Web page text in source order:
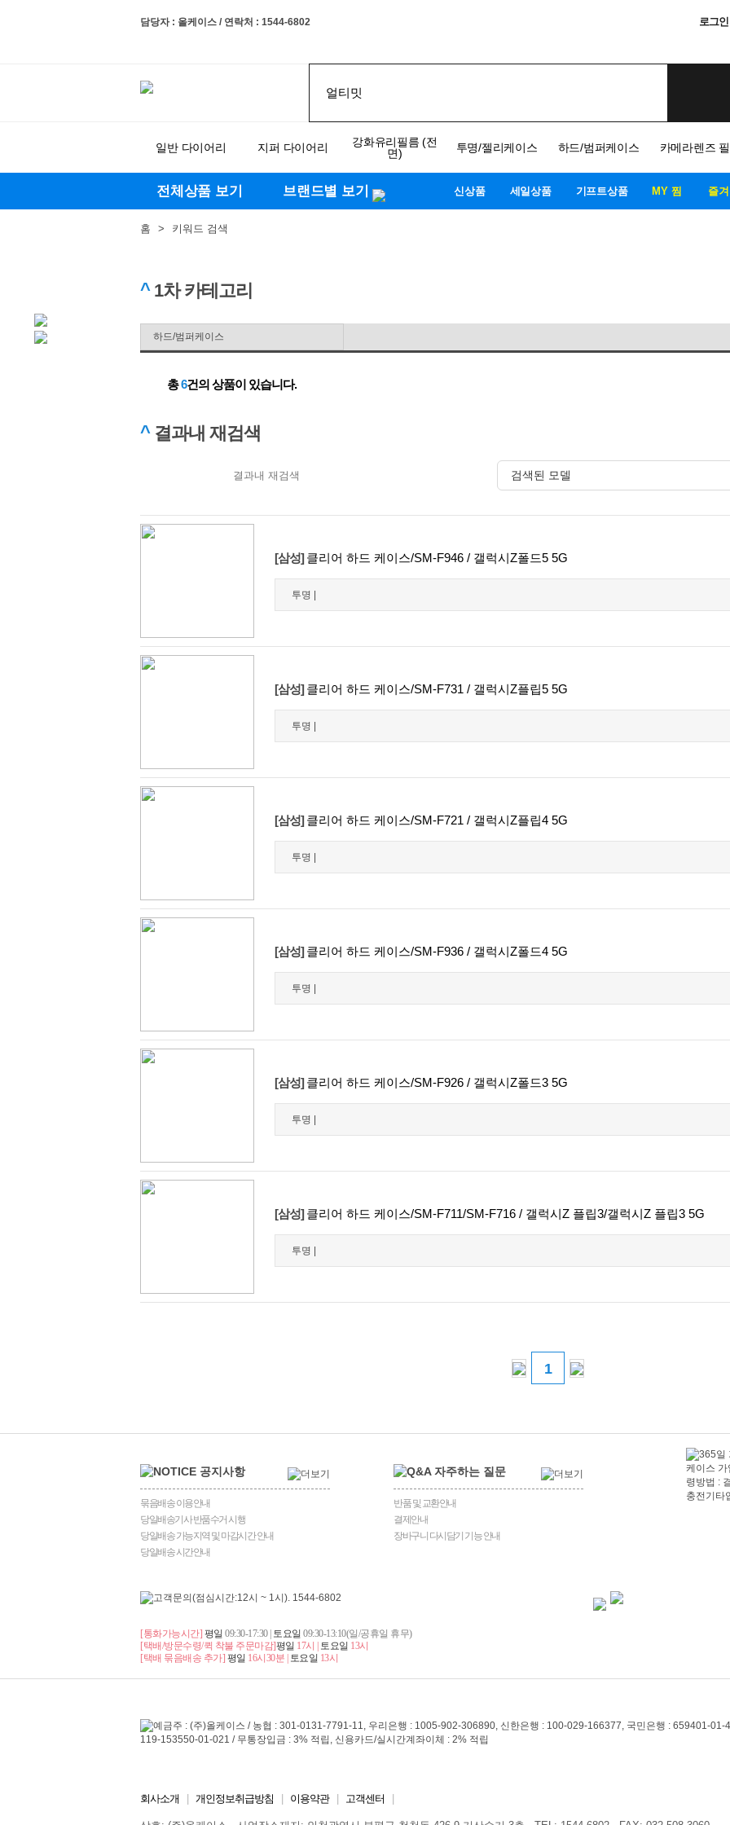
담당자 : 올케이스 / 연락처 : 1544-6802 로그인
일반 다이어리 지퍼 다이어리
강화유리필름 (전
면)
투명/젤리케이스 하드/범퍼케이스 카메라렌즈
전체상품 보기 브랜드별 보기 신상품 세일상품 기프트상품 MY 찜 즐
홈 > 키워드 검색
^1차 카테고리
하드/범퍼케이스
총6건의 상품이 있습니다.
^결과내 재검색
[삼성]클리어 하드 케이스/SM-F946 / 갤럭시Z폴드5 5G
투명 |
[삼성]클리어 하드 케이스/SM-F731 / 갤럭시Z플립5 5G
투명 |
[삼성]클리어 하드 케이스/SM-F721 / 갤럭시Z플립4 5G
투명 |
[삼성]클리어 하드 케이스/SM-F936 / 갤럭시Z폴드4 5G
투명 |
[삼성]클리어 하드 케이스/SM-F926 / 갤럭시Z폴드3 5G
투명 |
[삼성]클리어 하드 케이스/SM-F711/SM-F716 / 갤럭시Z 플립3/갤럭시Z 플립3 5G
투명 |
1
묶음배송 이용안내
당일배송기사 반품수거 시행
당일배송 가능지역 및 마감시간 안내
당일배송 시간안내
반품 및 교환안내
결제안내
장바구니 다시담기 기능 안내
[통화가능시간] 평일 09:30-17:30 | 토요일 09:30-13:10(일/공휴일 휴무)
[택배/방문수령/퀵 착불 주문마감]평일 17시 | 토요일 13시
[택배 묶음배송 추가] 평일 16시30분 | 토요일 13시
회사소개 개인정보취급방침 이용약관 고객센터